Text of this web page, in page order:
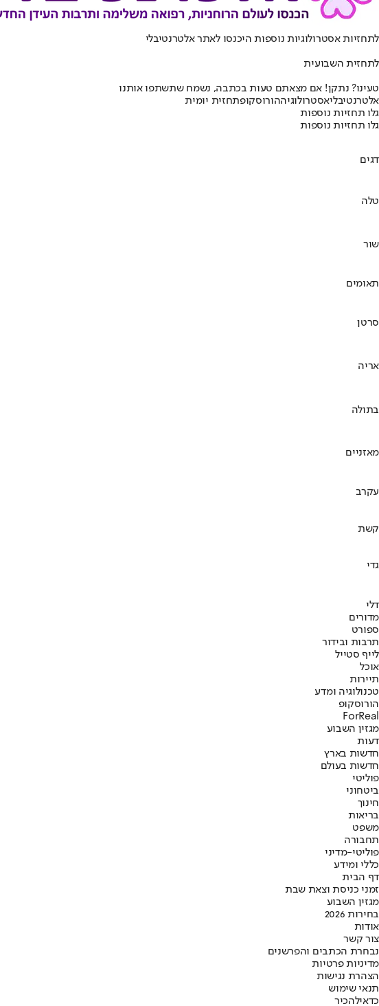
לתחזיות אסטרולוגיות נוספות היכנסו לאתר אלטרנטיבלי
לתחזית השבועית
טעינו? נתקן! אם מצאתם טעות בכתבה, נשמח שתשתפו אותנו
אלטרנטיבליאסטרולוגיההורוסקופתחזית יומית
גלו תחזיות נוספות
גלו תחזיות נוספות
דגים
טלה
שור
תאומים
סרטן
אריה
בתולה
מאזניים
עקרב
קשת
גדי
דלי
מדורים
ספורט
תרבות ובידור
לייף סטייל
אוכל
תיירות
טכנולוגיה ומדע
הורוסקופ
ForReal
מגזין השבוע
דעות
חדשות בארץ
חדשות בעולם
פוליטי
ביטחוני
חינוך
בריאות
משפט
תחבורה
פוליטי-מדיני
כללי ומידע
דף הבית
זמני כניסת וצאת שבת
מגזין השבוע
בחירות 2026
אודות
צור קשר
נבחרת הכתבים והפרשנים
מדיניות פרטיות
הצהרת נגישות
תנאי שימוש
כדאילהכיר